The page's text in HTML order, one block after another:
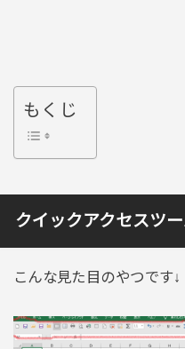
もくじ
クイックアクセスツ
こんな見た目のやつです↓